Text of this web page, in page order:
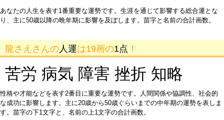
あなたの人生を表す1番重要な運勢です。生涯を通じて影響する総合運とな
り、主に50歳以降の晩年期に影響を及ぼします。苗字と名前の合計画数。
龍さえさんの 人運は19画の1点 ！
苦労 病気 障害 挫折 知略
性格や才能などを表す2番目に重要な運勢です。人間関係や協調性、社会的
な成功に影響します。主に20歳から50歳ぐらいまでの中年期の運勢を表しま
す。苗字の下1文字と、名前の上1文字の合計画数。